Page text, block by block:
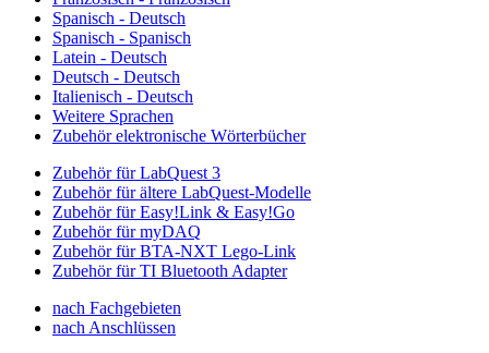
Spanisch - Deutsch
Spanisch - Spanisch
Latein - Deutsch
Deutsch - Deutsch
Italienisch - Deutsch
Weitere Sprachen
Zubehör elektronische Wörterbücher
Zubehör für LabQuest 3
Zubehör für ältere LabQuest-Modelle
Zubehör für Easy!Link & Easy!Go
Zubehör für myDAQ
Zubehör für BTA-NXT Lego-Link
Zubehör für TI Bluetooth Adapter
nach Fachgebieten
nach Anschlüssen